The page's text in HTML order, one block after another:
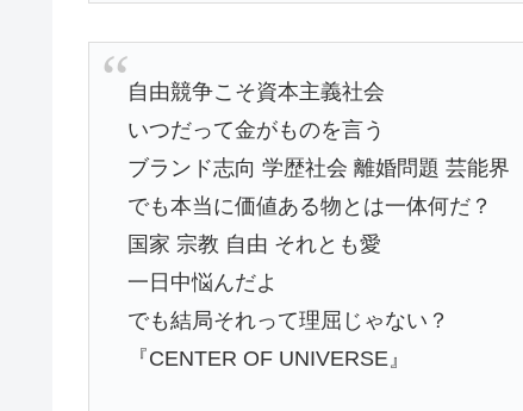
自由競争こそ資本主義社会
いつだって金がものを言う
ブランド志向 学歴社会 離婚問題 芸能界
でも本当に価値ある物とは一体何だ？
国家 宗教 自由 それとも愛
一日中悩んだよ
でも結局それって理屈じゃない？
『CENTER OF UNIVERSE』